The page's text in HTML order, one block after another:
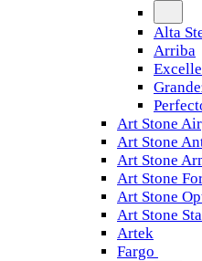
Alta
Arriba
Art Stone
Art Stone
Art Stone
Art Stone
Art Stone
Art Stone
Artek
Fargo